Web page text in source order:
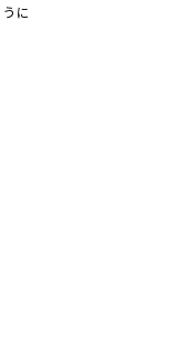
に